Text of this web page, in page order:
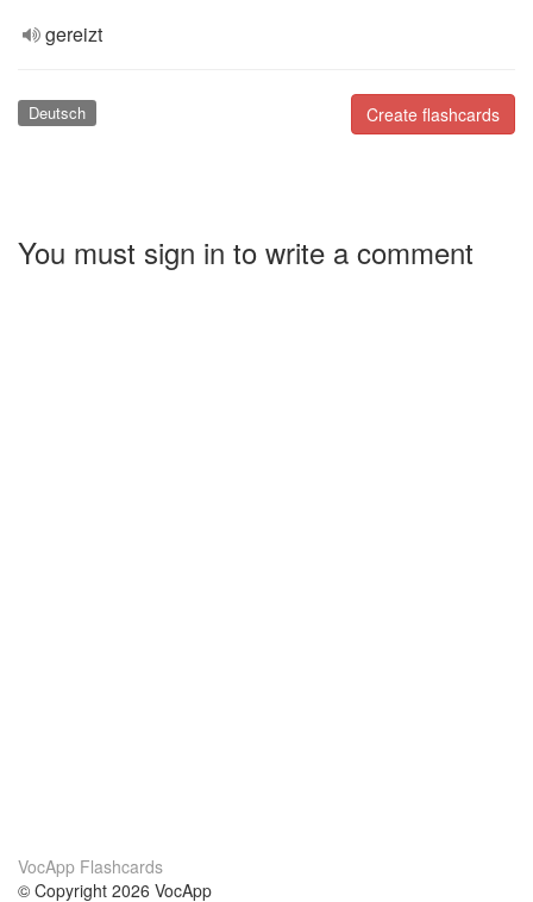
gereizt
Create flashcards
Deutsch
You must sign in to write a comment
VocApp Flashcards
© Copyright 2026 VocApp